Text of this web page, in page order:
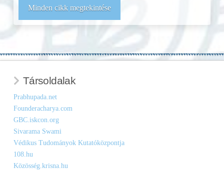
Minden cikk megtekintése
Társoldalak
Prabhupada.net
Founderacharya.com
GBC.iskcon.org
Sivarama Swami
Védikus Tudományok Kutatóközpontja
108.hu
Közösség.krisna.hu